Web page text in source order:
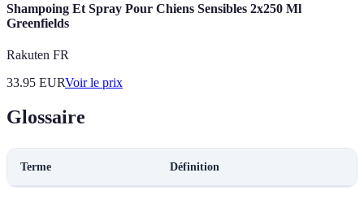
Shampoing Et Spray Pour Chiens Sensibles 2x250 Ml
Greenfields
Rakuten FR
33.95 EURVoir le prix
Glossaire
Terme Définition